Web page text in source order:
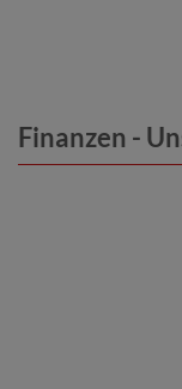
Finanzen -